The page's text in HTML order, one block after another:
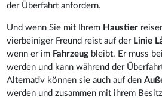
der Überfahrt anfordern.
Und wenn Sie mit Ihrem Haustier
vierbeiniger Freund reist auf der Linie
wenn er im Fahrzeug bleibt. Er muss
werden und kann während der
Alternativ können sie auch auf den
werden und zusammen mit ihrem